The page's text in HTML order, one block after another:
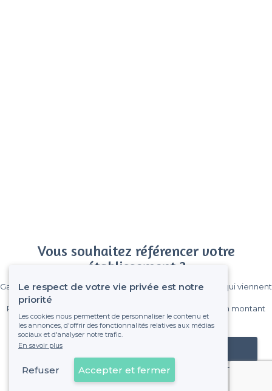
Vous souhaitez référencer votre
établissement ?
Gagnez de nombreux clients parmi le million de visiteurs qui viennent
Pas de commissions et sans engagement, vous payez un montant
fixe sans risque de voir déraper la facture.
Référencer mon établissement
Déjà client
Le respect de votre vie privée est notre
priorité
Les cookies nous permettent de personnaliser le contenu et
les annonces, d'offrir des fonctionnalités relatives aux médias
sociaux et d'analyser notre trafic.
En savoir plus
Refuser Accepter et fermer